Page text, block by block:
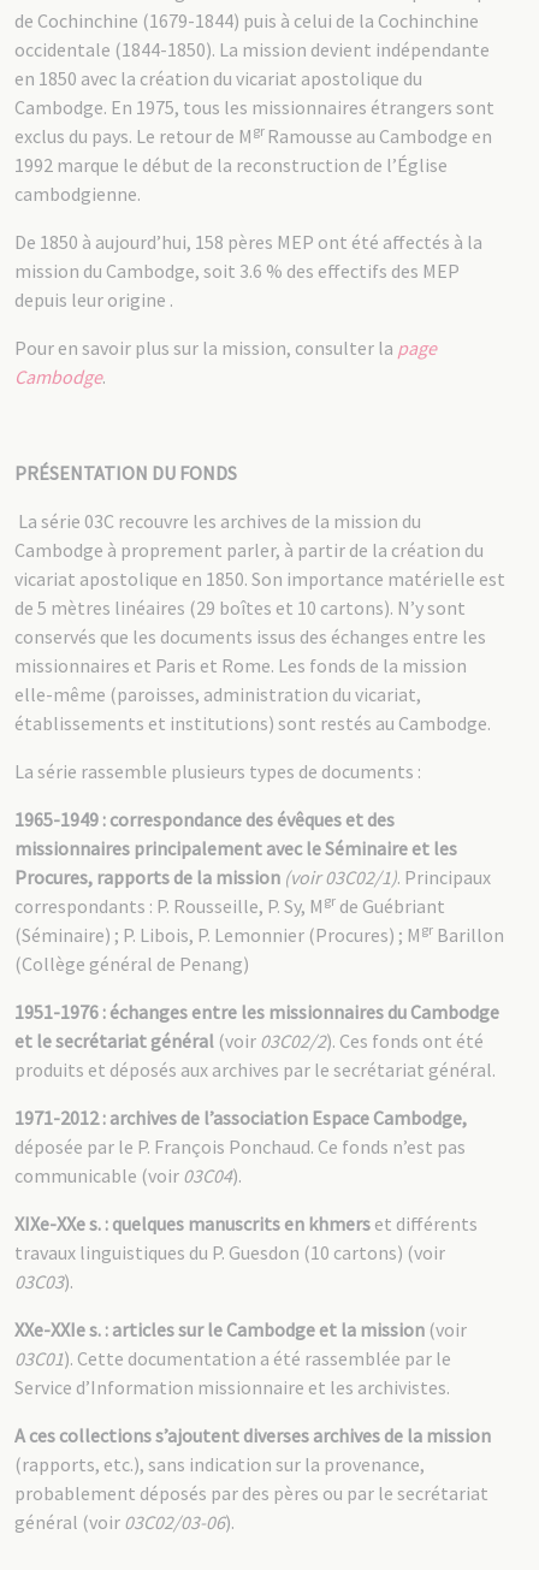
de Cochinchine (1679-1844) puis à celui de la Cochinchine
occidentale (1844-1850). La mission devient indépendante
en 1850 avec la création du vicariat apostolique du
Cambodge. En 1975, tous les missionnaires étrangers sont
exclus du pays. Le retour de M gr Ramousse au Cambodge en
1992 marque le début de la reconstruction de l’Église
cambodgienne.
De 1850 à aujourd’hui, 158 pères MEP ont été affectés à la
mission du Cambodge, soit 3.6 % des effectifs des MEP
depuis leur origine .
Pour en savoir plus sur la mission, consulter la page
Cambodge.
PRÉSENTATION DU FONDS
La série 03C recouvre les archives de la mission du
Cambodge à proprement parler, à partir de la création du
vicariat apostolique en 1850. Son importance matérielle est
de 5 mètres linéaires (29 boîtes et 10 cartons). N’y sont
conservés que les documents issus des échanges entre les
missionnaires et Paris et Rome. Les fonds de la mission
elle-même (paroisses, administration du vicariat,
établissements et institutions) sont restés au Cambodge.
La série rassemble plusieurs types de documents :
1965-1949 : correspondance des évêques et des
missionnaires principalement avec le Séminaire et les
Procures, rapports de la mission (voir 03C02/1). Principaux
correspondants : P. Rousseille, P. Sy, M gr de Guébriant
(Séminaire) ; P. Libois, P. Lemonnier (Procures) ; M gr Barillon
(Collège général de Penang)
1951-1976 : échanges entre les missionnaires du Cambodge
et le secrétariat général (voir 03C02/2). Ces fonds ont été
produits et déposés aux archives par le secrétariat général.
1971-2012 : archives de l’association Espace Cambodge,
déposée par le P. François Ponchaud. Ce fonds n’est pas
communicable (voir 03C04).
XIXe-XXe s. : quelques manuscrits en khmers et différents
travaux linguistiques du P. Guesdon (10 cartons) (voir
03C03).
XXe-XXIe s. : articles sur le Cambodge et la mission (voir
03C01). Cette documentation a été rassemblée par le
Service d’Information missionnaire et les archivistes.
A ces collections s’ajoutent diverses archives de la mission
(rapports, etc.), sans indication sur la provenance,
probablement déposés par des pères ou par le secrétariat
général (voir 03C02/03-06).